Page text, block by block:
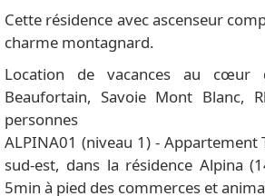
Cette résidence avec ascenseur
charme montagnard.
Location de vacances au cœur
Beaufortain, Savoie Mont Blanc,
personnes
ALPINA01 (niveau 1) - Appartement
sud-est, dans la résidence Alpina
5min à pied des commerces et